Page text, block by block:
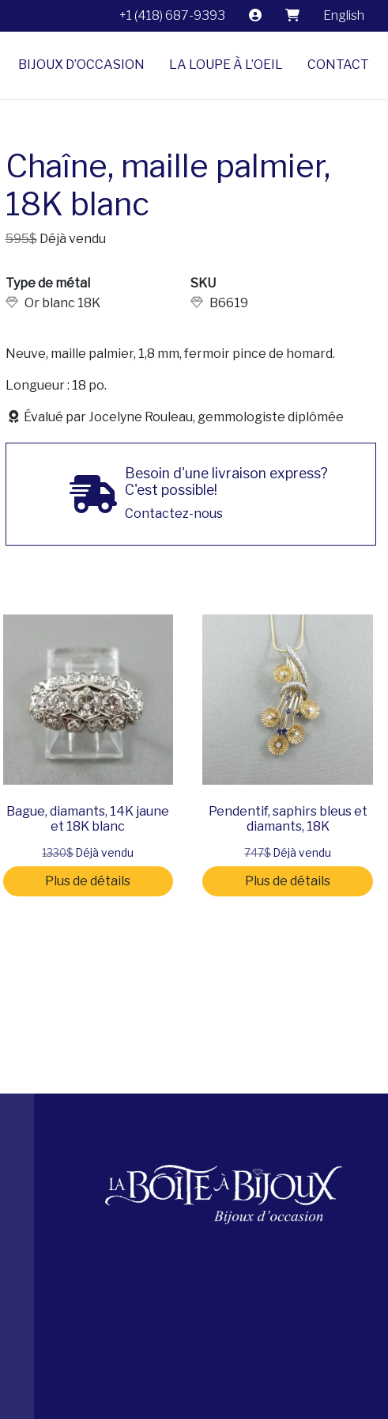
+1 (418) 687-9393 English
BIJOUX D’OCCASION LA LOUPE À L’OEIL CONTACT
Chaîne, maille palmier,
18K blanc
595$Déjà vendu
Type de métal
Or blanc 18K
SKU
B6619
Neuve, maille palmier, 1,8 mm, fermoir pince de homard.
Longueur : 18 po.
Évalué par Jocelyne Rouleau, gemmologiste diplômée
Besoin d'une livraison express?
C'est possible!
Contactez-nous
Bague, diamants, 14K jaune
et 18K blanc
1330$Déjà vendu
Plus de détails
Pendentif, saphirs bleus et
diamants, 18K
747$Déjà vendu
Plus de détails